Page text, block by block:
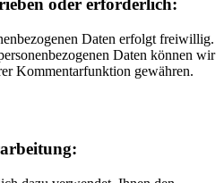
oder erforderlich:
Daten erfolgt freiwillig.
Daten können wir
Kommentarfunktion gewähren.